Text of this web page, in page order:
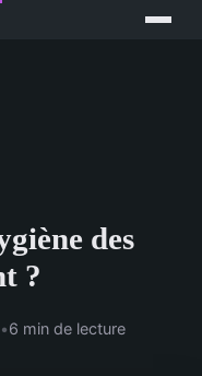
des
?
•6 min de lecture